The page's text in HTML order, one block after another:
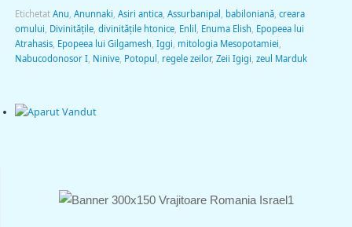
Etichetat Anu Anunnaki Asiri antica, Assurbanipal babiloniană, creara
omului Divinitățile, divinitățile htonice, Enlil Enuma Elish Epopeea lui
Atrahasis, Epopeea lui Gilgamesh Iggi mitologia Mesopotamiei
Nabucodonosor I, Ninive, Potopul regele zeilor, Zeii Igigi zeul Marduk